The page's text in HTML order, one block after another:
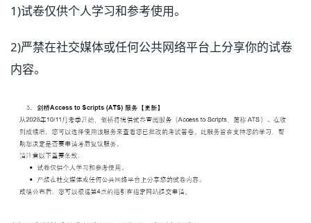
1)试卷仅供个人学习和参考使用。
2)严禁在社交媒体或任何公共网络平台上分享你的试卷
内容。